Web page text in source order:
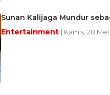
Sunan Kalijaga Mundur
Entertainment | Kamis, 28